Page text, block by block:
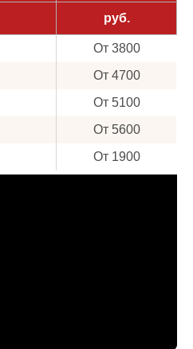
руб.
От 3800
От 4700
От 5100
От 5600
От 1900